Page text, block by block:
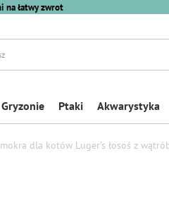
na łatwy zwrot
Gryzonie Ptaki Akwarystyka
dla kotów Luger’s łosoś z